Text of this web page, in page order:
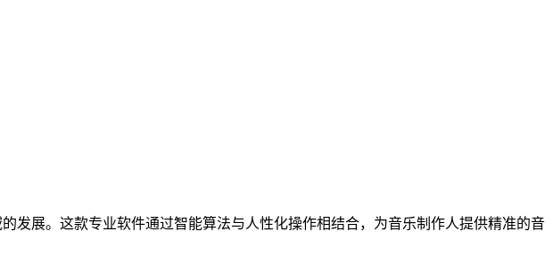
发展。这款专业软件通过智能算法与人性化操作相结合，为音乐制作人提供精准的音